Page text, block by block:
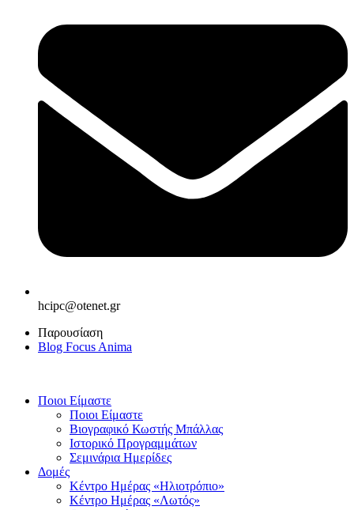
hcipc@otenet.gr
Παρουσίαση
Blog Focus Anima
Ποιοι Είμαστε
Ποιοι Είμαστε
Βιογραφικό Κωστής Μπάλλας
Ιστορικό Προγραμμάτων
Σεμινάρια Ημερίδες
Δομές
Κέντρο Ημέρας «Ηλιοτρόπιο»
Κέντρο Ημέρας «Λωτός»